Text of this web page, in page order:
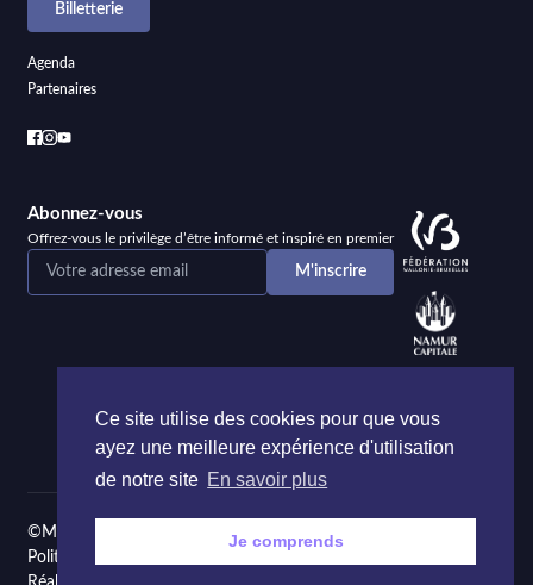
Billetterie
Agenda
Partenaires
Abonnez-vous
Offrez-vous le privilège d’être informé et inspiré en premier
©Maison de la Poésie et de la Langue française Namur
Politique de confidentialité
Ce site utilise des cookies pour que vous
ayez une meilleure expérience d'utilisation
de notre site En savoir plus
Je comprends